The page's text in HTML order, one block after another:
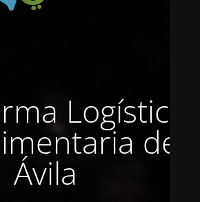
Logística
de
Ávila